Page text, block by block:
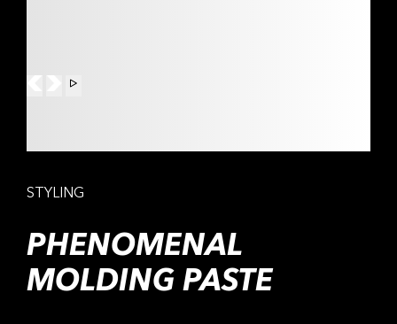
STYLING
PHENOMENAL
MOLDING PASTE